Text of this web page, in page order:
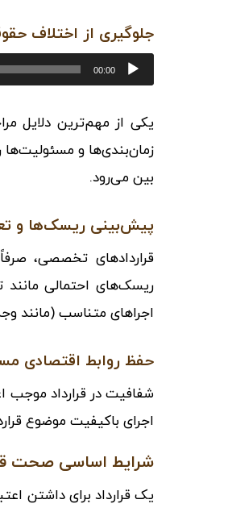
جلوگیری از اختلاف
پخش‌کننده
00:00
یکی از مهم‌ترین دلایل
زمان‌بندی‌ها و مسئولیت‌ها
بین می‌رود.
پیش‌بینی ریسک‌ها و
قراردادهای تخصصی،
ریسک‌های احتمالی مانند
اجراهای متناسب (مانند
حفظ روابط اقتصادی
شفافیت در قرارداد موجب
اجرای باکیفیت موضوع
شرایط اساسی صحت
یک قرارداد برای داشتن